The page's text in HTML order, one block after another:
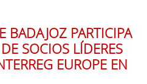
BADAJOZ PARTICIPA
SOCIOS LÍDERES
EUROPE EN